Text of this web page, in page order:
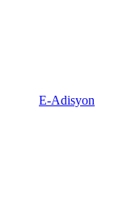
E-Adisyon